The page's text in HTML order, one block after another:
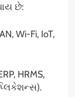
છે:
Wi-Fi, IoT,
HRMS,